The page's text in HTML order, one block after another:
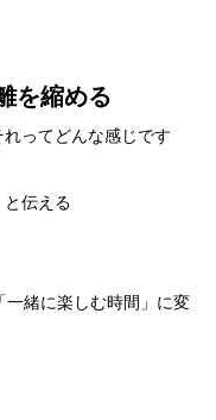
を縮める
ってどんな感じです
伝える
緒に楽しむ時間」に変